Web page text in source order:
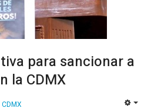
para sancionar a
la CDMX